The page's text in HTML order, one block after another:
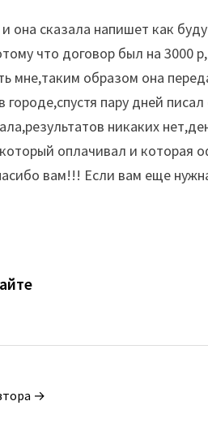
она сказала напишет как
что договор был на
мне,таким образом она
городе,спустя пару дней
никаких
оплачивал и которая
вам!!! Если вам еще
→